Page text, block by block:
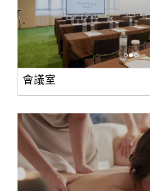
會議室